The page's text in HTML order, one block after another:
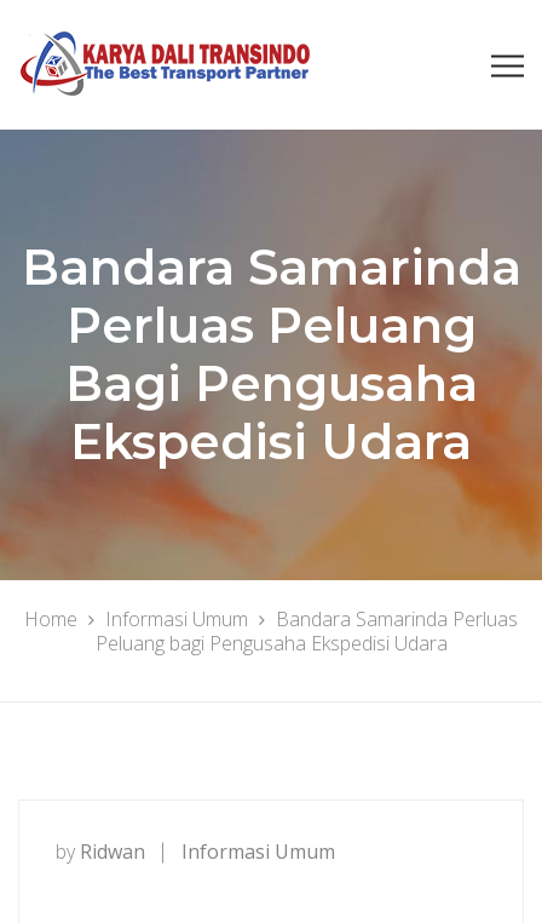
Bandara Samarinda
Perluas Peluang
Bagi Pengusaha
Ekspedisi Udara
Home Informasi Umum
Bandara Samarinda Perluas
Peluang bagi Pengusaha Ekspedisi Udara
by Ridwan Informasi Umum